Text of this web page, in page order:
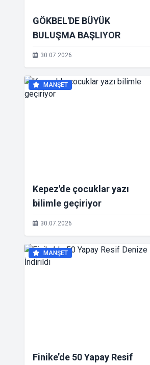
GÖKBEL'DE BÜYÜK
BULUŞMA BAŞLIYOR
30.07.2026
MANŞET
Kepez'de çocuklar yazı
bilimle geçiriyor
30.07.2026
MANŞET
Finike’de 50 Yapay Resif